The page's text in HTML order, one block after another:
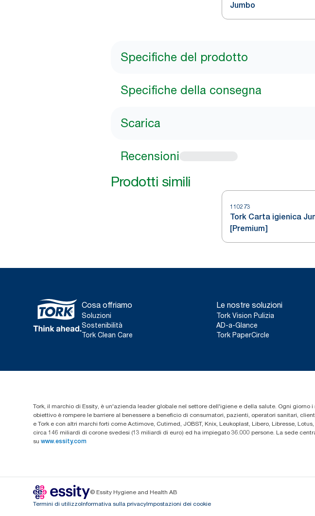
Jumbo
Specifiche del prodotto
Specifiche della consegna
Scarica
Recensioni
Prodotti simili
110273
Tork Carta igienica
[Premium]
Cosa offriamo
Soluzioni
Sostenibilità
Tork Clean Care
Le nostre soluzioni
Tork Vision Pulizia
AD-a-Glance
Tork PaperCircle
Tork, il marchio di Essity, è un'azienda leader globale nel settore dell'igiene e della salute. Ogni
obiettivo è rompere le barriere al benessere a beneficio di consumatori, pazienti, operatori sanitari,
e Tork e con altri marchi forti come Actimove, Cutimed, JOBST, Knix, Leukoplast, Libero, Libresse,
circa 146 miliardi di corone svedesi (13 miliardi di euro) ed ha impiegato 36.000 persone. La sede
su www.essity.com
© Essity Hygiene and Health AB
Termini di utilizzoInformativa sulla privacyImpostazioni dei cookie